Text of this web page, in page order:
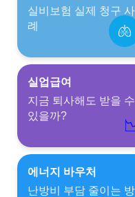
실비보험 실제 청구 사
례
🫁
실업급여
지금 퇴사해도 받을 수
있을까?
에너지 바우처
난방비 부담 줄이는 방